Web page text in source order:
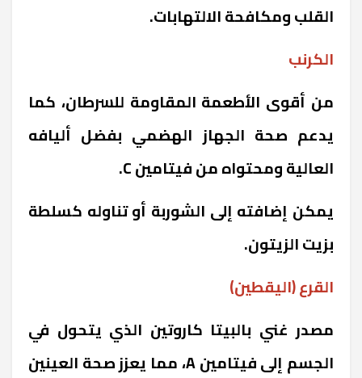
القلب ومكافحة الالتهابات.
الكرنب
من أقوى الأطعمة المقاومة للسرطان، كما
يدعم صحة الجهاز الهضمي بفضل أليافه
العالية ومحتواه من فيتامين C.
يمكن إضافته إلى الشوربة أو تناوله كسلطة
بزيت الزيتون.
القرع (اليقطين)
مصدر غني بالبيتا كاروتين الذي يتحول في
الجسم إلى فيتامين A، مما يعزز صحة العينين